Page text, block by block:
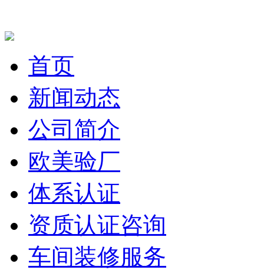
首页
新闻动态
公司简介
欧美验厂
体系认证
资质认证咨询
车间装修服务